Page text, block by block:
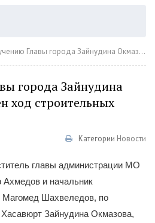
города Зайнудина Окмазова проверен ход строительных работ в СШ№9
города Зайнудина
ход строительных
Категории Новости
главы администрации МО
и начальник
Магомед Шахвеледов, по
Зайнудина Окмазова,